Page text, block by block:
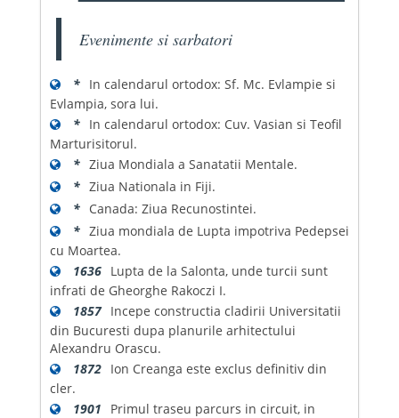
Evenimente si sarbatori
* In calendarul ortodox: Sf. Mc. Evlampie si
Evlampia, sora lui.
* In calendarul ortodox: Cuv. Vasian si Teofil
Marturisitorul.
* Ziua Mondiala a Sanatatii Mentale.
* Ziua Nationala in Fiji.
* Canada: Ziua Recunostintei.
* Ziua mondiala de Lupta impotriva Pedepsei
cu Moartea.
1636 Lupta de la Salonta, unde turcii sunt
infrati de Gheorghe Rakoczi I.
1857 Incepe constructia cladirii Universitatii
din Bucuresti dupa planurile arhitectului
Alexandru Orascu.
1872 Ion Creanga este exclus definitiv din
cler.
1901
Primul traseu parcurs in circuit, in